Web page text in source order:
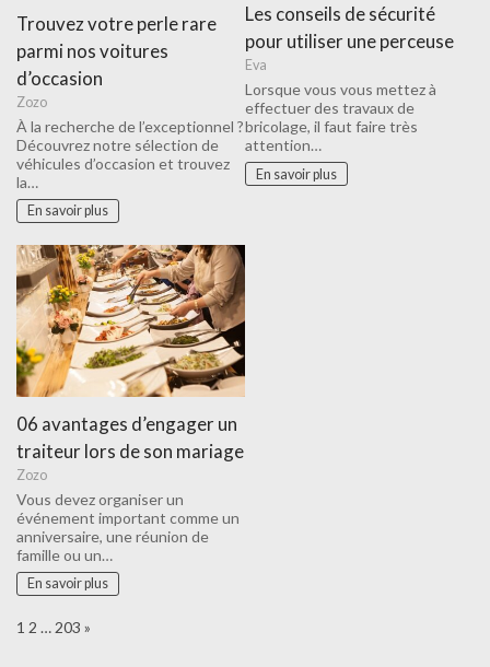
Trouvez votre perle rare
parmi nos voitures
d’occasion
Zozo
À la recherche de l’exceptionnel ?
Découvrez notre sélection de
véhicules d’occasion et trouvez
la…
En savoir plus
Les conseils de sécurité
pour utiliser une perceuse
Eva
Lorsque vous vous mettez à
effectuer des travaux de
bricolage, il faut faire très
attention…
En savoir plus
06 avantages d’engager un
traiteur lors de son mariage
Zozo
Vous devez organiser un
événement important comme un
anniversaire, une réunion de
famille ou un…
En savoir plus
Page:
1 2 … 203 Next
»